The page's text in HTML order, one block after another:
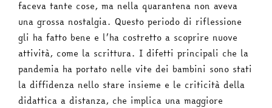
faceva tante cose, ma nella quarantena non aveva
una grossa nostalgia. Questo periodo di riflessione
gli ha fatto bene e l’ha costretto a scoprire nuove
attività, come la scrittura. I difetti principali che la
pandemia ha portato nelle vite dei bambini sono stati
la diffidenza nello stare insieme e le criticità della
didattica a distanza, che implica una maggiore